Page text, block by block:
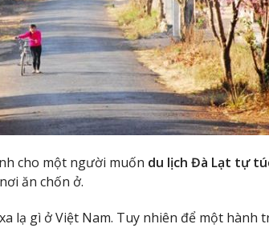
cho một người muốn du lịch Đà Lạt tự
ăn chốn ở.
xa lạ gì ở Việt Nam. Tuy nhiên để một hành